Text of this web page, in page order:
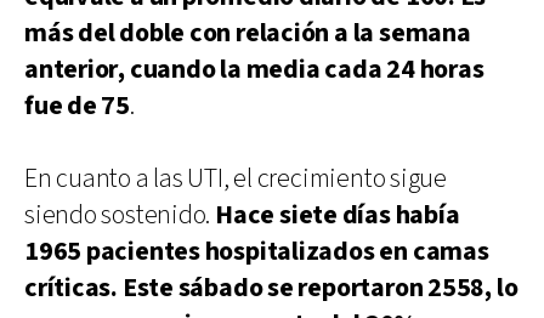
más del doble con relación a la semana
anterior, cuando la media cada 24 horas
fue de 75.
En cuanto a las UTI, el crecimiento sigue
siendo sostenido. Hace siete días había
1965 pacientes hospitalizados en camas
críticas. Este sábado se reportaron 2558, lo